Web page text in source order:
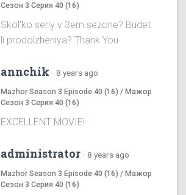
Сезон 3 Серия 40 (16)
Skol'ko seriy v 3em sezone? Budet
li prodolzheniya? Thank You
annchik · 8 years ago
Mazhor Season 3 Episode 40 (16) / Мажор
Сезон 3 Серия 40 (16)
EXCELLENT MOVIE!
administrator · 8 years ago
Mazhor Season 3 Episode 40 (16) / Мажор
Сезон 3 Серия 40 (16)